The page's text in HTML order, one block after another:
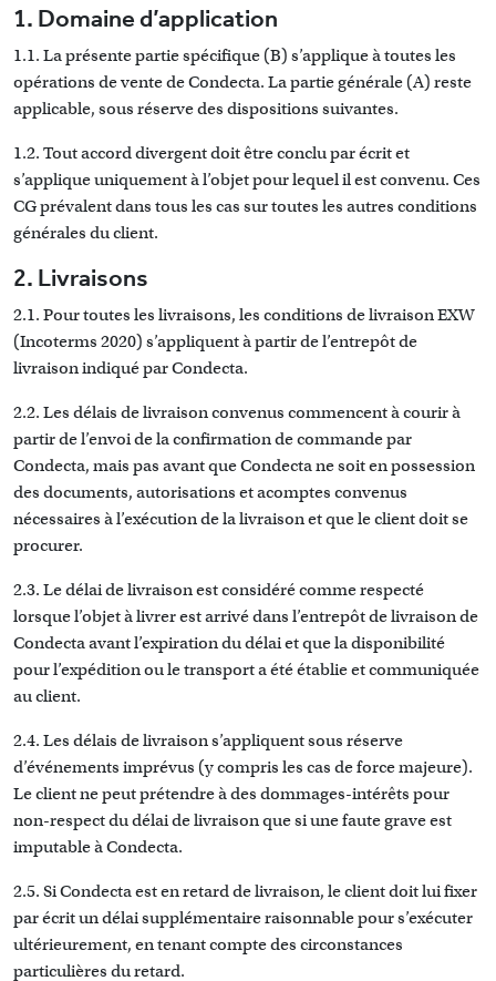
1. Domaine d’application
1.1. La présente partie spécifique (B) s’applique à toutes les
opérations de vente de Condecta. La partie générale (A) reste
applicable, sous réserve des dispositions suivantes.
1.2. Tout accord divergent doit être conclu par écrit et
s’applique uniquement à l’objet pour lequel il est convenu. Ces
CG prévalent dans tous les cas sur toutes les autres conditions
générales du client.
2. Livraisons
2.1. Pour toutes les livraisons, les conditions de livraison EXW
(Incoterms 2020) s’appliquent à partir de l’entrepôt de
livraison indiqué par Condecta.
2.2. Les délais de livraison convenus commencent à courir à
partir de l’envoi de la confirmation de commande par
Condecta, mais pas avant que Condecta ne soit en possession
des documents, autorisations et acomptes convenus
nécessaires à l’exécution de la livraison et que le client doit se
procurer.
2.3. Le délai de livraison est considéré comme respecté
lorsque l’objet à livrer est arrivé dans l’entrepôt de livraison de
Condecta avant l’expiration du délai et que la disponibilité
pour l’expédition ou le transport a été établie et communiquée
au client.
2.4. Les délais de livraison s’appliquent sous réserve
d’événements imprévus (y compris les cas de force majeure).
Le client ne peut prétendre à des dommages-intérêts pour
non-respect du délai de livraison que si une faute grave est
imputable à Condecta.
2.5. Si Condecta est en retard de livraison, le client doit lui fixer
par écrit un délai supplémentaire raisonnable pour s’exécuter
ultérieurement, en tenant compte des circonstances
particulières du retard.